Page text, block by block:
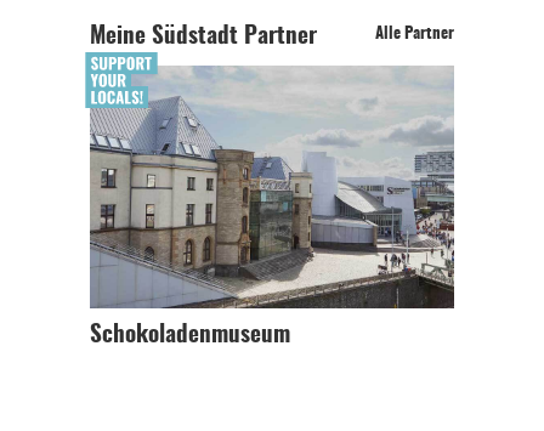
Meine Südstadt Partner Alle Partner
Schokoladenmuseum